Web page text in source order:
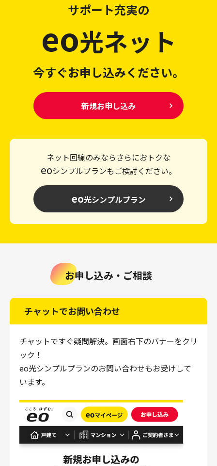
サポート充実の
eo光ネット
今すぐお申し込みください。
新規お申し込み
ネット回線のみならさらにおトクな
eoシンプルプランもご検討ください。
eo光シンプルプラン
お申し込み・ご相談
チャットでお問い合わせ
チャットですぐ疑問解決。画面右下のバナーをクリ
ック！
eo光シンプルプランのお問い合わせもお受けして
います。